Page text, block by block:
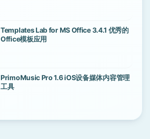
Templates Lab for MS Office 3.4.1 优秀的
Office模板应用
PrimoMusic Pro 1.6 iOS设备媒体内容管理
工具